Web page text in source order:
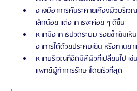
อาจมีอาการคันระคายเคืองผิวบริเว
เล็กน้อย แต่อาการจะค่อย ๆ ดีขึ้น
หากมีอาการปวดระบม รอยช้ำเข็มเ
อาการได้ด้วยประคบเย็น หรือทานย
หากบริเวณที่ฉีดมีสีผิวที่เปลี่ยนไป เ
แพทย์ผู้ทำการรักษาโดยเร็วที่สุด